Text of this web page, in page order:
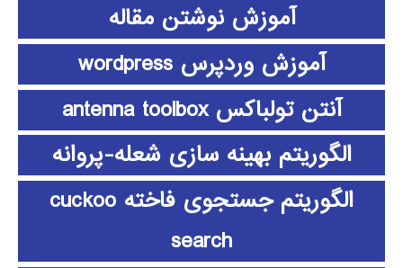
آموزش نوشتن مقاله
آموزش وردپرس wordpress
آنتن تولباکس antenna toolbox
الگوریتم بهینه سازی شعله-پروانه
الگوریتم جستجوی فاخته cuckoo
search